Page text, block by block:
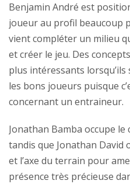
Benjamin André est
joueur au profil beaucoup
vient compléter un milieu
et créer le jeu. Des
plus intéressants
les bons joueurs puisque
concernant un entraineur.
Jonathan Bamba occupe le
tandis que Jonathan
et l’axe du terrain pour
présence très précieuse